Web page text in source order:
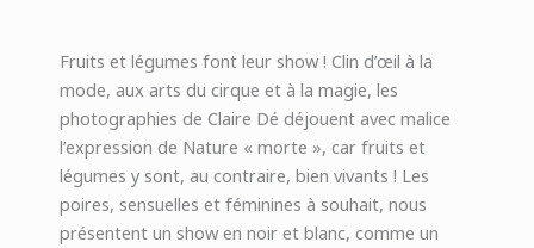
Fruits et légumes font leur show ! Clin d’œil à la
mode, aux arts du cirque et à la magie, les
photographies de Claire Dé déjouent avec malice
l’expression de Nature « morte », car fruits et
légumes y sont, au contraire, bien vivants ! Les
poires, sensuelles et féminines à souhait, nous
présentent un show en noir et blanc, comme un